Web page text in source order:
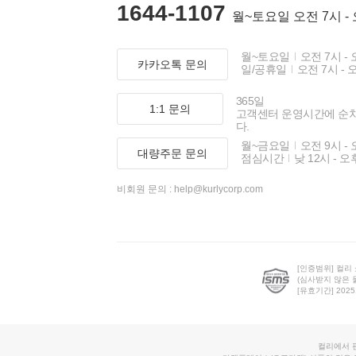
1644-1107 월~토요일 오전 7시 -
카카오톡 문의
월~토요일
오전 7시 -
일/공휴일
오전 7시 -
1:1 문의
365일
고객센터 운영시간에 순
다.
대량주문 문의
월~금요일
오전 9시 -
점심시간
낮 12시 - 오
비회원 문의 : help@kurlycorp.com
[인증범위] 컬리
(심사받지 않은
[유효기간]
컬리에서